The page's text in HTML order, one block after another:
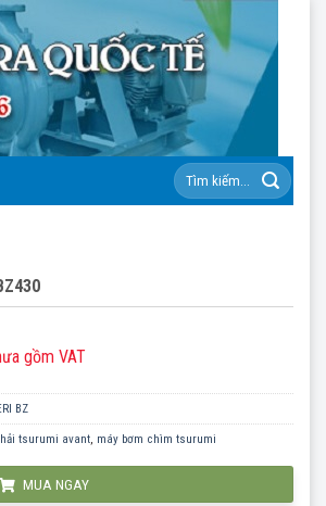
Tìm
kiếm:
gồm VAT
BZ
tsurumi avant, máy bơm chìm tsurumi
MUA NGAY